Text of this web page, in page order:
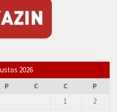
2026
P C C
P
1
2